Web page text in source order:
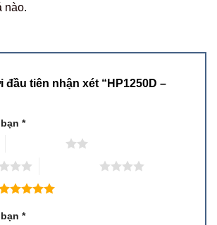
nào.
đầu tiên nhận xét “HP1250D –
*
*